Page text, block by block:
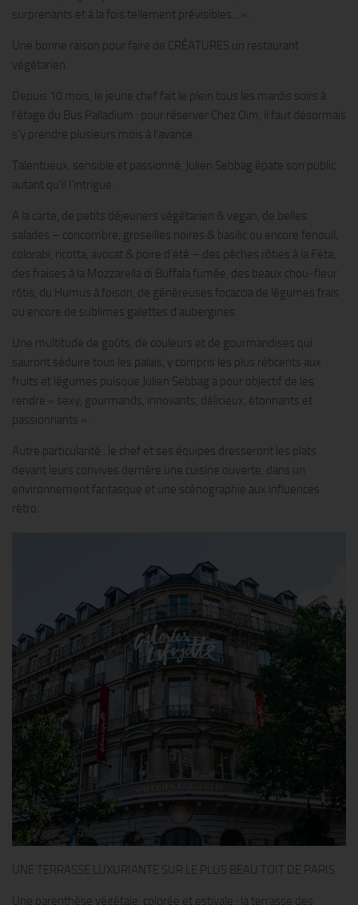
surprenants et à la fois tellement prévisibles…».
Une bonne raison pour faire de CRÉATURES un restaurant
végétarien.
Depuis 10 mois, le jeune chef fait le plein tous les mardis soirs à
l’étage du Bus Palladium : pour réserver Chez Oim, il faut désormais
s’y prendre plusieurs mois à l’avance.
Talentueux, sensible et passionné, Julien Sebbag épate son public
autant qu’il l’intrigue.
A la carte, de petits déjeuners végétarien & vegan, de belles
salades – concombre, groseilles noires & basilic ou encore fenouil,
colorabi, ricotta, avocat & poire d’été – des pêches rôties à la Féta,
des fraises à la Mozzarella di Buffala fumée, des beaux chou-fleur
rôtis, du Humus à foison, de généreuses focaccia de légumes frais
ou encore de sublimes galettes d’aubergines.
Une multitude de goûts, de couleurs et de gourmandises qui
sauront séduire tous les palais, y compris les plus réticents aux
fruits et légumes puisque Julien Sebbag a pour objectif de les
rendre « sexy, gourmands, innovants, délicieux, étonnants et
passionnants ».
Autre particularité : le chef et ses équipes dresseront les plats
devant leurs convives derrière une cuisine ouverte, dans un
environnement fantasque et une scénographie aux influences
rétro.
UNE TERRASSE LUXURIANTE SUR LE PLUS BEAU TOIT DE PARIS
Une parenthèse végétale, colorée et estivale : la terrasse des